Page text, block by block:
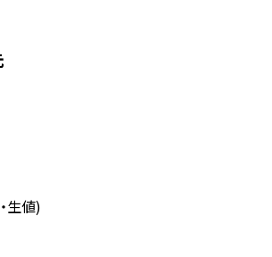
生値)